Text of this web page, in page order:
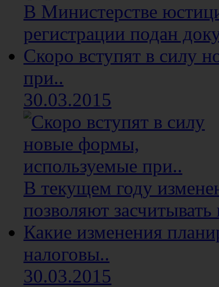
В Министерстве
регистрации подан
Скоро вступят в силу
при..
30.03.2015
В текущем году
позволяют
Какие изменения
налоговы..
30.03.2015